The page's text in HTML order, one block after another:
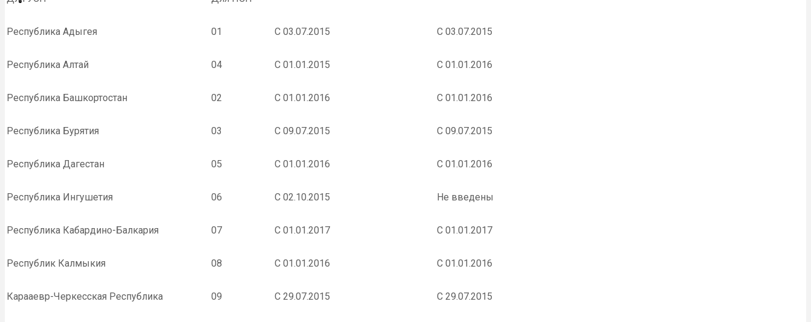
Республика Адыгея 01 С 03.07.2015 С 03.07.2015
Республика Алтай 04 С 01.01.2015 С 01.01.2016
Республика Башкортостан 02 С 01.01.2016 С 01.01.2016
Республика Бурятия 03 С 09.07.2015 С 09.07.2015
Республика Дагестан 05 С 01.01.2016 С 01.01.2016
Республика Ингушетия 06 С 02.10.2015 Не введены
Республика Кабардино-Балкария 07 С 01.01.2017 С 01.01.2017
Республик Калмыкия 08 С 01.01.2016 С 01.01.2016
Карааевр-Черкесская Республика 09 С 29.07.2015 С 29.07.2015